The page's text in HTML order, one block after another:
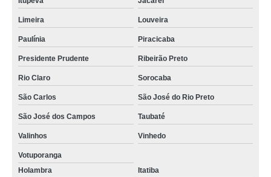
Limeira Louveira
Paulínia Piracicaba
Presidente Prudente Ribeirão Preto
Rio Claro Sorocaba
São Carlos São José do Rio Preto
São José dos Campos Taubaté
Valinhos Vinhedo
Votuporanga
Holambra
Itatiba